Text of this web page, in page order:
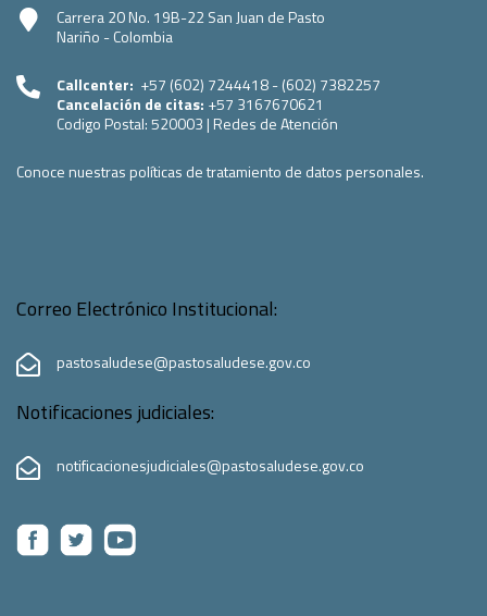
Carrera 20 No. 19B-22 San Juan de Pasto
Nariño - Colombia
Callcenter: +57 (602) 7244418 - (602) 7382257
Cancelación de citas: +57 3167670621
Codigo Postal:520003 | Redes de Atención
Conoce nuestras políticas de tratamiento de datos personales.
Correo Electrónico Institucional:
pastosaludese@pastosaludese.gov.co
Notificaciones judiciales:
notificacionesjudiciales@pastosaludese.gov.co